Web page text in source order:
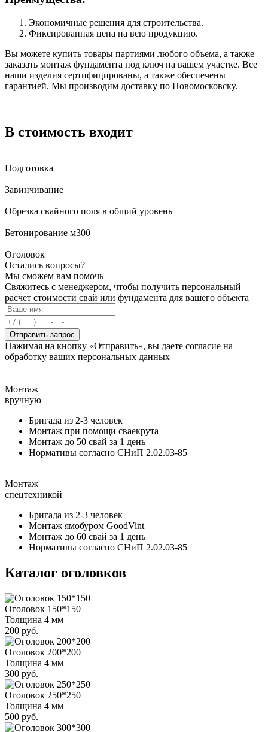
Экономичные решения для строительства.
Фиксированная цена на всю продукцию.
Вы можете купить товары партиями любого объема, а также
заказать монтаж фундамента под ключ на вашем участке. Все
наши изделия сертифицированы, а также обеспечены
гарантией. Мы производим доставку по Новомосковску.
В стоимость входит
Подготовка
Завинчивание
Обрезка свайного поля в общий уровень
Бетонирование м300
Оголовок
Остались вопросы?
Мы сможем вам помочь
Свяжитесь с менеджером, чтобы получить персональный
расчет стоимости свай или фундамента для вашего объекта
Отправить запрос
Нажимая на кнопку «Отправить», вы даете согласие на
обработку ваших персональных данных
Монтаж
вручную
Бригада из 2-3 человек
Монтаж при помощи сваекрута
Монтаж до 50 свай за 1 день
Нормативы согласно СНиП 2.02.03-85
Монтаж
спецтехникой
Бригада из 2-3 человек
Монтаж ямобуром GoodVint
Монтаж до 60 свай за 1 день
Нормативы согласно СНиП 2.02.03-85
Каталог оголовков
Оголовок 150*150
Толщина 4 мм
200 руб.
Оголовок 200*200
Толщина 4 мм
300 руб.
Оголовок 250*250
Толщина 4 мм
500 руб.